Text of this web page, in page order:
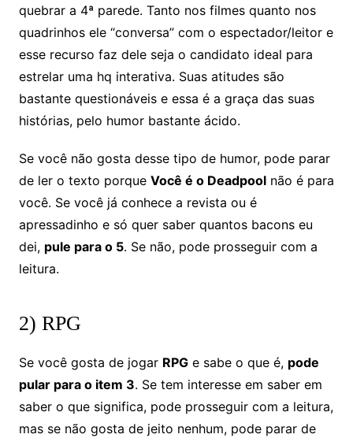
quebrar a 4ª parede. Tanto nos filmes quanto nos
quadrinhos ele “conversa” com o espectador/leitor e
esse recurso faz dele seja o candidato ideal para
estrelar uma hq interativa. Suas atitudes são
bastante questionáveis e essa é a graça das suas
histórias, pelo humor bastante ácido.
Se você não gosta desse tipo de humor, pode parar
de ler o texto porque Você é o Deadpoolnão é para
você. Se você já conhece a revista ou é
apressadinho e só quer saber quantos bacons eu
dei, pule para o 5. Se não, pode prosseguir com a
leitura.
2) RPG
Se você gosta de jogar RPGe sabe o que é, pode
pular para o item 3. Se tem interesse em saber em
saber o que significa, pode prosseguir com a leitura,
mas se não gosta de jeito nenhum, pode parar de